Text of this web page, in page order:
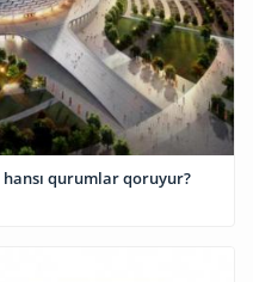
qurumlar qoruyur?